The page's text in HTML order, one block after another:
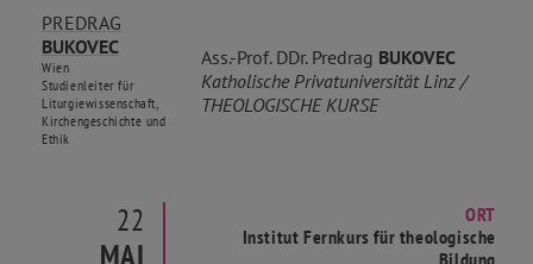
PREDRAG
BUKOVEC
Wien
Studienleiter für
Liturgiewissenschaft,
Kirchengeschichte und
Ethik
Ass.-Prof. DDr. Predrag BUKOVEC
Katholische Privatuniversität Linz /
THEOLOGISCHE KURSE
22
MAI
ORT
Institut Fernkurs für theologische
Bildung